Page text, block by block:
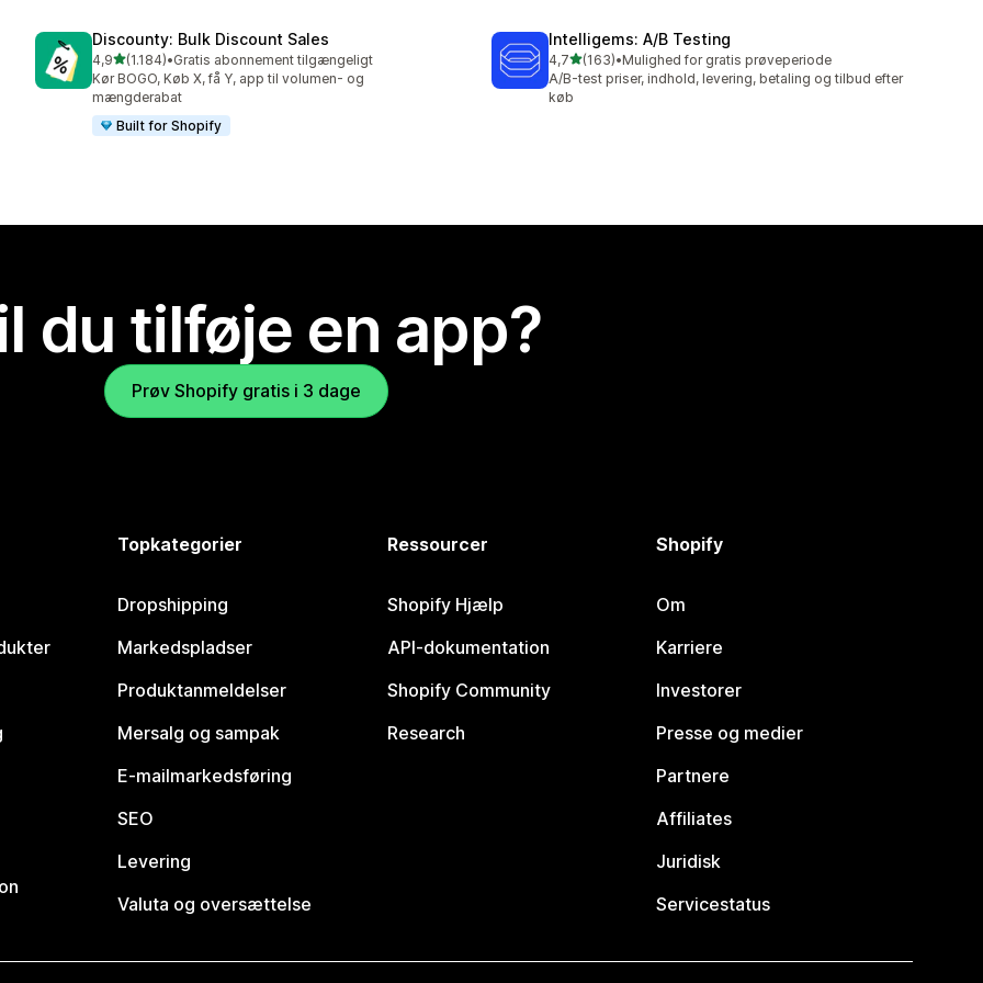
Discounty: Bulk Discount Sales
4,9ud af 5 stjerner
(1.184)
1184 anmeldelser i alt
•Gratis abonnement tilgængeligt
Kør BOGO, Køb X, få Y, app til volumen- og
mængderabat
Built for Shopify
Intelligems: A/B Testing
4,7ud af 5 stjerner
(163)
163 anmeldelser i alt
•Mulighed for gratis prøveperiode
A/B-test priser, indhold, levering, betaling og tilbud efter
køb
du tilføje en app?
Prøv Shopify gratis i 3 dage
Topkategorier
Dropshipping
Markedspladser
Produktanmeldelser
Mersalg og sampak
E-mailmarkedsføring
SEO
Levering
Valuta og oversættelse
Ressourcer
Shopify Hjælp
API-dokumentation
Shopify Community
Research
Shopify
Om
Karriere
Investorer
Presse og medier
Partnere
Affiliates
Juridisk
Servicestatus